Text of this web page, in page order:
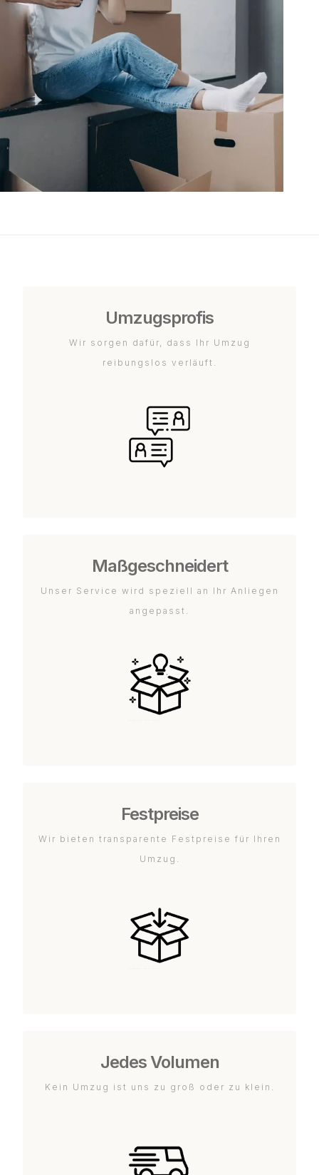
Umzugsprofis
Wir sorgen dafür, dass Ihr Umzug
reibungslos verläuft.
Maßgeschneidert
Unser Service wird speziell an Ihr Anliegen
angepasst.
Festpreise
Wir bieten transparente Festpreise für Ihren
Umzug.
Jedes Volumen
Kein Umzug ist uns zu groß oder zu klein.